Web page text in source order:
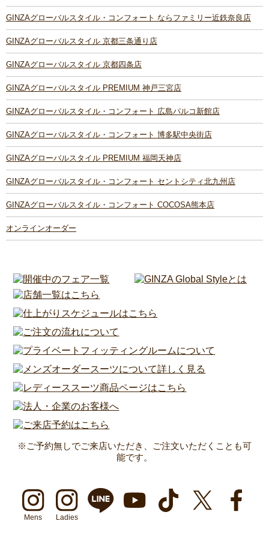
GINZAグローバルスタイル・コンフォート ならファミリー近鉄奈良店
GINZAグローバルスタイル 京都三条通り店
GINZAグローバルスタイル 京都四条店
GINZAグローバルスタイル PREMIUM 神戸三宮店
GINZAグローバルスタイル・コンフォート 広島パルコ新館店
GINZAグローバルスタイル・コンフォート 博多駅中央街店
GINZAグローバルスタイル PREMIUM 福岡天神店
GINZAグローバルスタイル・コンフォート セントシティ北九州店
GINZAグローバルスタイル・コンフォート COCOSA熊本店
オンラインオーダー
※ご予約無しでご来店いただき、ご注文いただくことも可
能です。
Mens Ladies